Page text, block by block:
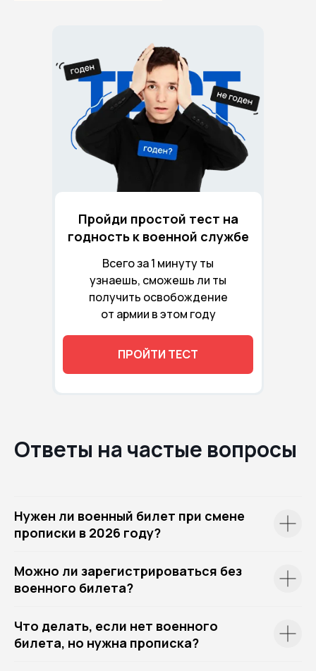
Всего за 1 минуту ты
узнаешь, сможешь ли ты
получить освобождение
от армии в этом году
Пройди простой тест на
годность к военной службе
ПРОЙТИ ТЕСТ
Ответы на частые вопросы
Нужен ли военный билет при смене
прописки в 2026 году?
Можно ли зарегистрироваться без
военного билета?
Что делать, если нет военного
билета, но нужна прописка?